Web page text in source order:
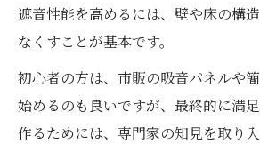
遮音性能を高めるには、壁や床の構
なくすことが基本です。
初心者の方は、市販の吸音パネルや
始めるのも良いですが、最終的に満
作るためには、専門家の知見を取り